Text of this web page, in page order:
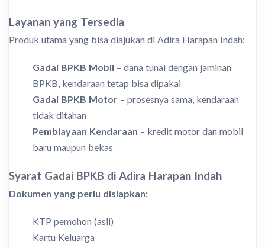
Layanan yang Tersedia
Produk utama yang bisa diajukan di Adira Harapan Indah:
Gadai BPKB Mobil – dana tunai dengan jaminan
BPKB, kendaraan tetap bisa dipakai
Gadai BPKB Motor – prosesnya sama, kendaraan
tidak ditahan
Pembiayaan Kendaraan – kredit motor dan mobil
baru maupun bekas
Syarat Gadai BPKB di Adira Harapan Indah
Dokumen yang perlu disiapkan:
KTP pemohon (asli)
Kartu Keluarga